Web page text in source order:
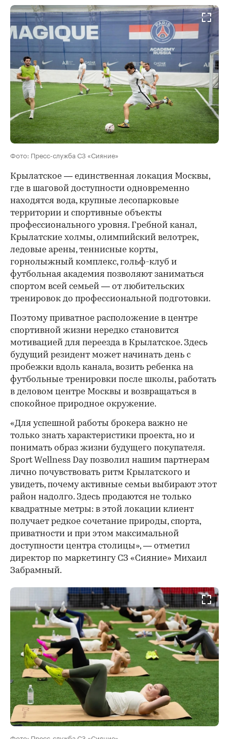
Фото: Пресс-служба СЗ «Сияние»
Крылатское — единственная локация Москвы,
где в шаговой доступности одновременно
находятся вода, крупные лесопарковые
территории и спортивные объекты
профессионального уровня. Гребной канал,
Крылатские холмы, олимпийский велотрек,
ледовые арены, теннисные корты,
горнолыжный комплекс, гольф-клуб и
футбольная академия позволяют заниматься
спортом всей семьей — от любительских
тренировок до профессиональной подготовки.
Поэтому приватное расположение в центре
спортивной жизни нередко становится
мотивацией для переезда в Крылатское. Здесь
будущий резидент может начинать день с
пробежки вдоль канала, возить ребенка на
футбольные тренировки после школы, работать
в деловом центре Москвы и возвращаться в
спокойное природное окружение.
«Для успешной работы брокера важно не
только знать характеристики проекта, но и
понимать образ жизни будущего покупателя.
Sport Wellness Day позволил нашим партнерам
лично почувствовать ритм Крылатского и
увидеть, почему активные семьи выбирают этот
район надолго. Здесь продаются не только
квадратные метры: в этой локации клиент
получает редкое сочетание природы, спорта,
приватности и при этом максимальной
доступности центра столицы», — отметил
директор по маркетингу СЗ «Сияние» Михаил
Забрамный.